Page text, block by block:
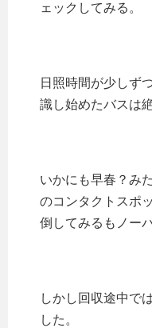
ェックしてみる。
日照時間が少しず
識し始めたバスは
いかにも早春？み
のコンタクトスポ
倒してみるもノー
しかし回収途中で
した。